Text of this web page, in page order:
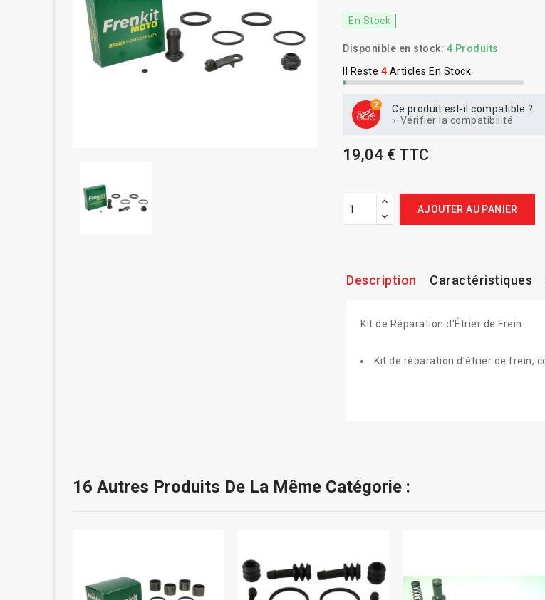
En Stock
Disponible en stock: 4 Produits
Il Reste 4 Articles En Stock
Ce produit est-il compatible ?
Vérifier la compatibilité
19,04 € TTC
AJOUTER AU PANIER
Description Caractéristiques
Kit de Réparation d'Étrier de Frein
Kit de réparation d'étrier de frein,
16 Autres Produits De La Même Catégorie :